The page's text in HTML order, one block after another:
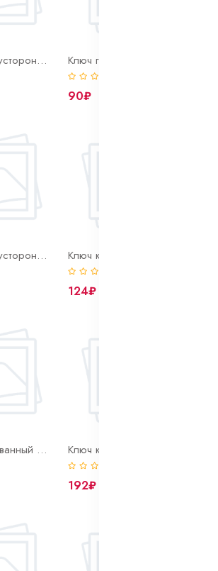
Ключ гаечный двусторонний 24х27
90₽
Ключ гаечный двусторонний 8х10
124₽
Ключ комбинированный 11 мм
192₽